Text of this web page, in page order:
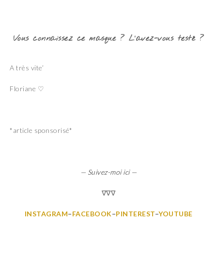
Vous connaissez ce masque ? L’avez-vous testé ?
A très vite’
Floriane ♡
*article sponsorisé*
— Suivez-moi ici —
∇∇∇
INSTAGRAM–FACEBOOK–PINTEREST–YOUTUBE